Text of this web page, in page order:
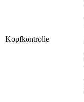
Kopfkontrolle